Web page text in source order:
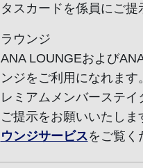
タスカードを係員にご提
ラウンジ
ANA LOUNGEおよび
ンジをご利用になれま
レミアムメンバーステ
ご提示をお願いいたしま
ウンジサービスをご覧く